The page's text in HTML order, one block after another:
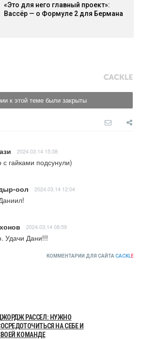
«Это для него главный проект»:
Вассёр — о Формуле 2 для Бермана
к этой теме были закрыты
2024.03.14 15:38
гайками подсунули)
оол 2024.03.14 12:04
2024.03.14 08:59
Удачи Дани!!!
КОММЕНТАРИИ ДЛЯ САЙТА CACKLE
РАССЕЛ: НУЖНО
НА СЕБЕ И
КОМАНДЕ